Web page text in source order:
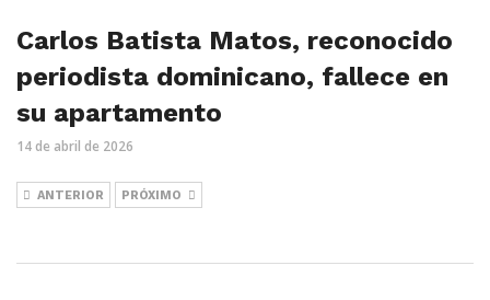
Carlos Batista Matos, reconocido
periodista dominicano, fallece en
su apartamento
14 de abril de 2026
ANTERIOR PRÓXIMO